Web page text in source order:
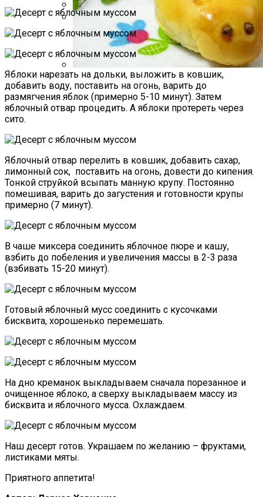
Какие Растения Сажать Для Удачи,
Любви И Богатства
Летний Маникюр В Пляжном Стиле
Пирожки С Мясом «Поросята»
Яблоки нарезать на дольки, выложить в ковшик,
добавить воду, поставить на огонь, варить до
размягчения яблок (примерно 5-10 минут). Затем
яблочный отвар процедить. А яблоки протереть через
сито.
Яблочный отвар перелить в ковшик, добавить сахар,
лимонный сок, поставить на огонь, довести до кипения.
Тонкой струйкой всыпать манную крупу. Постоянно
помешивая, варить до загустения и готовности крупы
примерно (7 минут).
В чаше миксера соединить яблочное пюре и кашу,
взбить до побеления и увеличения массы в 2-3 раза
(взбивать 15-20 минут).
Готовый яблочный мусс соединить с кусочками
бисквита, хорошенько перемешать.
На дно креманок выкладываем сначала порезанное и
очищенное яблоко, а сверху выкладываем массу из
бисквита и яблочного мусса. Охлаждаем.
Наш десерт готов. Украшаем по желанию – фруктами,
листиками мяты.
Приятного аппетита!